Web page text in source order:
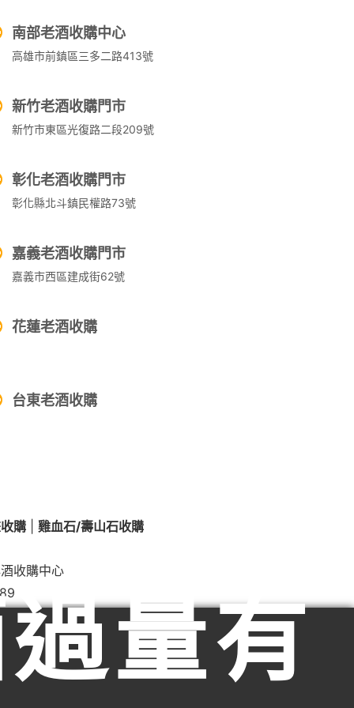
南部老酒收購中心
高雄市前鎮區三多二路413號
新竹老酒收購門市
新竹市東區光復路二段209號
彰化老酒收購門市
彰化縣北斗鎮民權路73號
嘉義老酒收購門市
嘉義市西區建成街62號
花蓮老酒收購
台東老酒收購
購 雞血石/壽山石收購
收購中心
酒收購、嘉義縣中埔鄉老酒收購、嘉義縣大埔鄉老酒收購、
嘉義縣新港鄉老酒收購、嘉義縣民雄鄉老酒收購、嘉義縣大
量有